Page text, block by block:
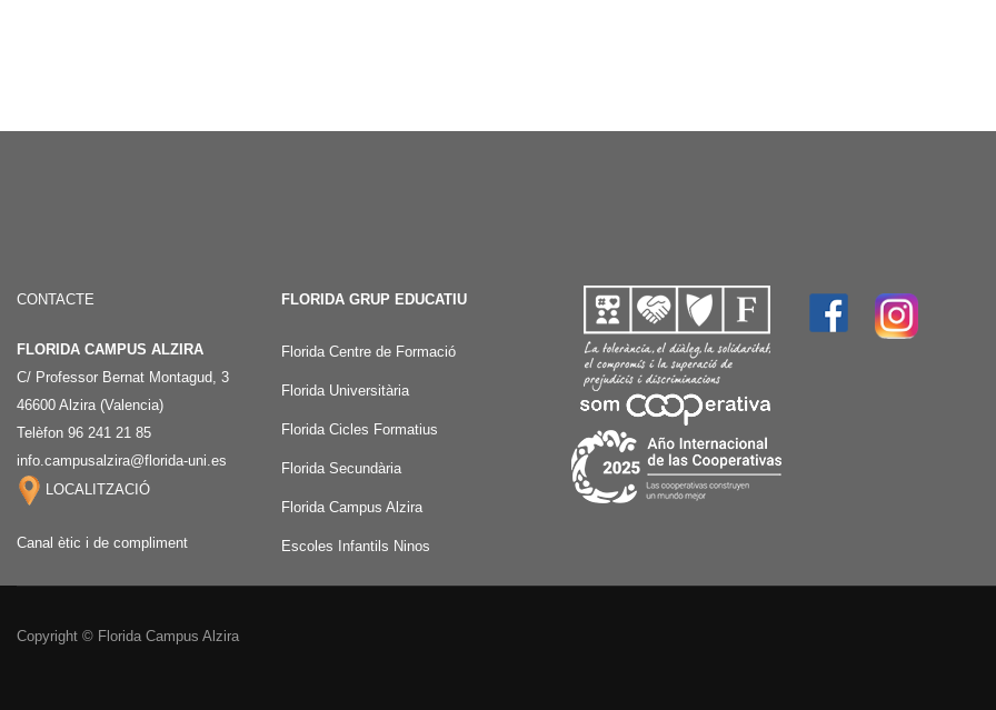
CONTACTE
FLORIDA CAMPUS ALZIRA
C/ Professor Bernat Montagud, 3
46600 Alzira (Valencia)
Telèfon 96 241 21 85
info.campusalzira@florida-uni.es
LOCALITZACIÓ
Canal ètic i de compliment
FLORIDA GRUP EDUCATIU
Florida Centre de Formació
Florida Universitària
Florida Cicles Formatius
Florida Secundària
Florida Campus Alzira
Escoles Infantils Ninos
Copyright © Florida Campus Alzira